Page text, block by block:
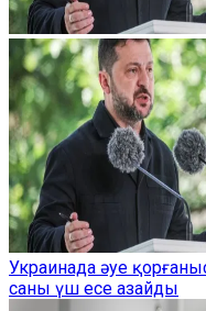
Украинада әуе
саны үш есе азайды